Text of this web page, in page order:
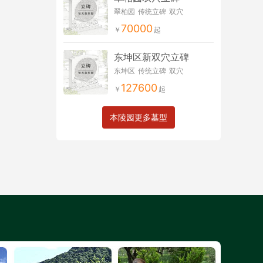
翠柏园 传统立碑 双穴
70000
东坤区新双穴立碑
东坤区 传统立碑 双穴
127600
本陵园更多墓型